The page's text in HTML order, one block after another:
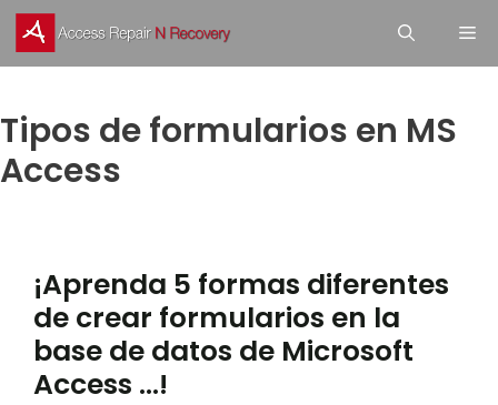
Skip
to
Tipos de formularios en MS
Access
¡Aprenda 5 formas diferentes
de crear formularios en la
base de datos de Microsoft
Access …!